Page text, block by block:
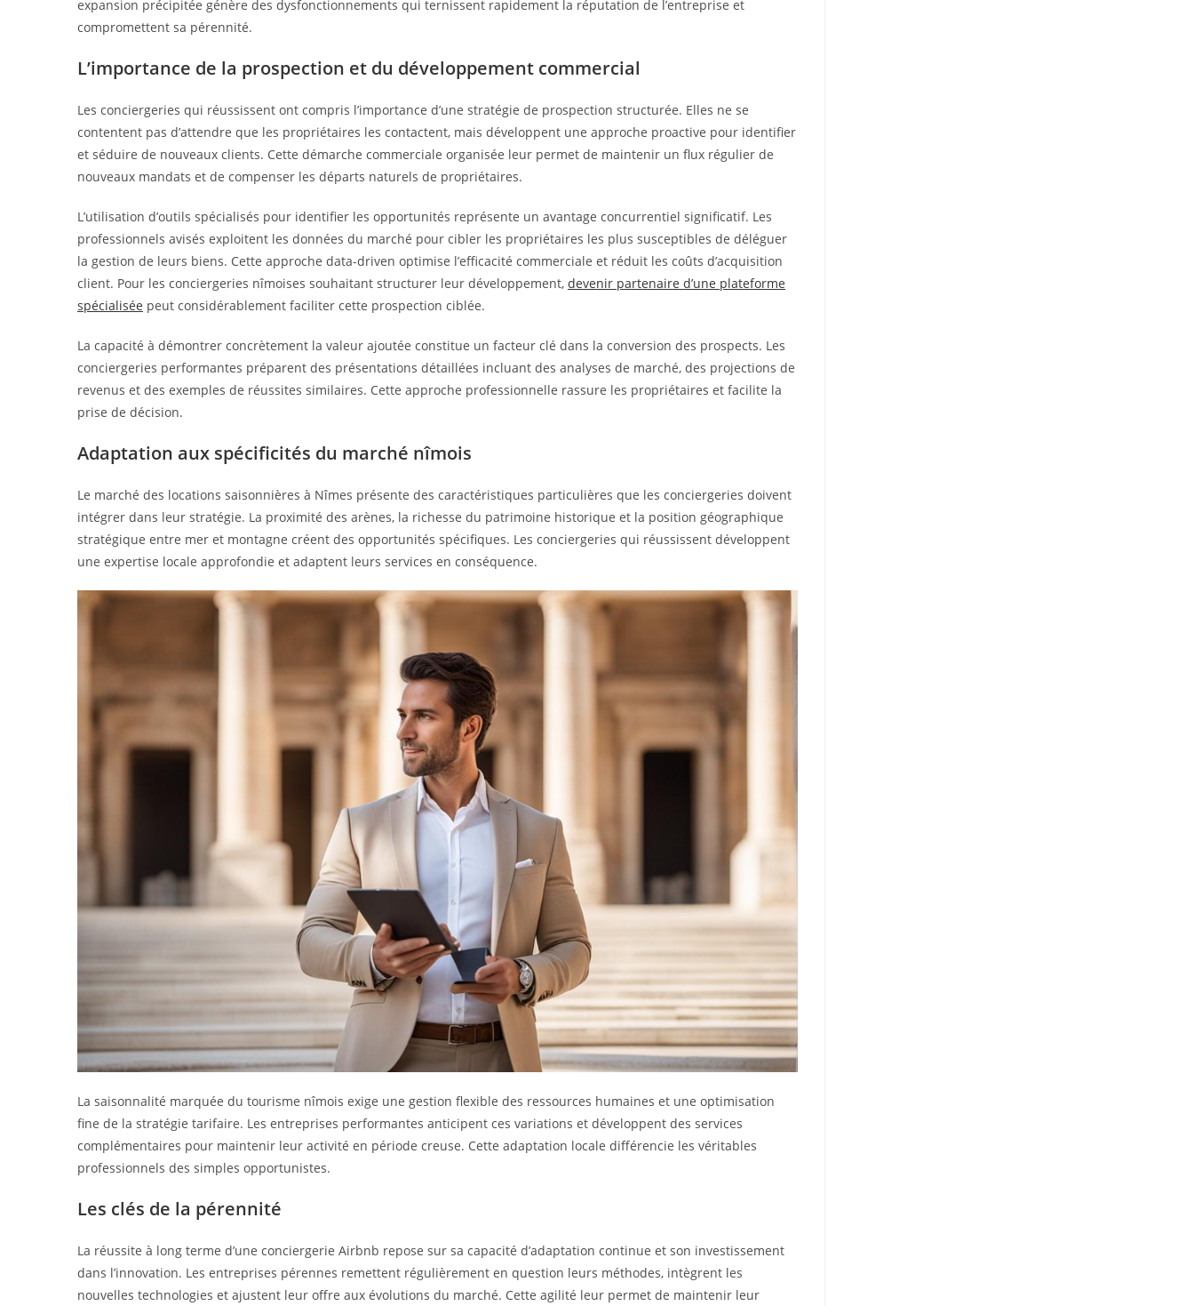
expansion précipitée génère des dysfonctionnements qui ternissent rapidement la réputation de l’entreprise et
compromettent sa pérennité.
L’importance de la prospection et du développement commercial
Les conciergeries qui réussissent ont compris l’importance d’une stratégie de prospection structurée. Elles ne se
contentent pas d’attendre que les propriétaires les contactent, mais développent une approche proactive pour identifier
et séduire de nouveaux clients. Cette démarche commerciale organisée leur permet de maintenir un flux régulier de
nouveaux mandats et de compenser les départs naturels de propriétaires.
L’utilisation d’outils spécialisés pour identifier les opportunités représente un avantage concurrentiel significatif. Les
professionnels avisés exploitent les données du marché pour cibler les propriétaires les plus susceptibles de déléguer
la gestion de leurs biens. Cette approche data-driven optimise l’efficacité commerciale et réduit les coûts d’acquisition
client. Pour les conciergeries nîmoises souhaitant structurer leur développement, devenir partenaire d’une plateforme
spécialisée peut considérablement faciliter cette prospection ciblée.
La capacité à démontrer concrètement la valeur ajoutée constitue un facteur clé dans la conversion des prospects. Les
conciergeries performantes préparent des présentations détaillées incluant des analyses de marché, des projections de
revenus et des exemples de réussites similaires. Cette approche professionnelle rassure les propriétaires et facilite la
prise de décision.
Adaptation aux spécificités du marché nîmois
Le marché des locations saisonnières à Nîmes présente des caractéristiques particulières que les conciergeries doivent
intégrer dans leur stratégie. La proximité des arènes, la richesse du patrimoine historique et la position géographique
stratégique entre mer et montagne créent des opportunités spécifiques. Les conciergeries qui réussissent développent
une expertise locale approfondie et adaptent leurs services en conséquence.
La saisonnalité marquée du tourisme nîmois exige une gestion flexible des ressources humaines et une optimisation
fine de la stratégie tarifaire. Les entreprises performantes anticipent ces variations et développent des services
complémentaires pour maintenir leur activité en période creuse. Cette adaptation locale différencie les véritables
professionnels des simples opportunistes.
Les clés de la pérennité
La réussite à long terme d’une conciergerie Airbnb repose sur sa capacité d’adaptation continue et son investissement
dans l’innovation. Les entreprises pérennes remettent régulièrement en question leurs méthodes, intègrent les
nouvelles technologies et ajustent leur offre aux évolutions du marché. Cette agilité leur permet de maintenir leur